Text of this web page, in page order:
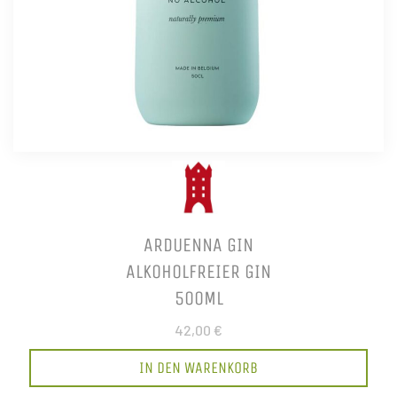
ARDUENNA GIN
ALKOHOLFREIER GIN
500ML
42,00 €
IN DEN WARENKORB